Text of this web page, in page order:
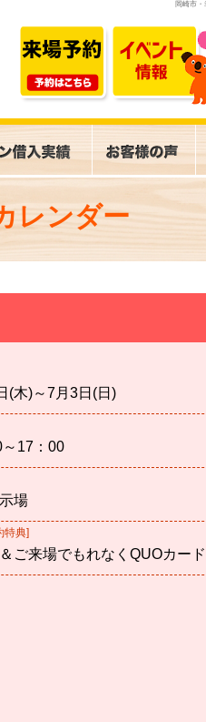
岡崎市
レンダー
(木)～7月3日(日)
17：00
場
特典]
ご来場でもれなくQUOカー